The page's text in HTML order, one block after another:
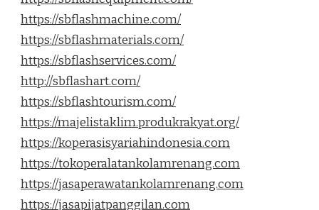
https://sbflashmachine.com/
https://sbflashmaterials.com/
https://sbflashservices.com/
http://sbflashart.com/
https://sbflashtourism.com/
https://majelistaklim.produkrakyat.org/
https://koperasisyariahindonesia.com
https://tokoperalatankolamrenang.com
https://jasaperawatankolamrenang.com
https://jasapijatpanggilan.com